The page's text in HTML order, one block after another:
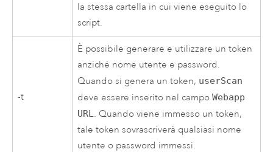
la stessa cartella in cui viene eseguito lo
script.
-t
È possibile generare e utilizzare un token
anziché nome utente e password.
Quando si genera un token, userScan
deve essere inserito nel campoWebapp
URL. Quando viene immesso un token,
tale token sovrascriverà qualsiasi nome
utente o password immessi.